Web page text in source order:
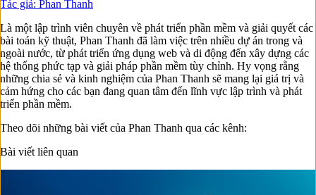
Tác giả: Phan Thanh
Là một lập trình viên chuyên về phát triển phần mềm và giải quyết các
bài toán kỹ thuật, Phan Thanh đã làm việc trên nhiều dự án trong và
ngoài nước, từ phát triển ứng dụng web và di động đến xây dựng các
hệ thống phức tạp và giải pháp phần mềm tùy chỉnh. Hy vọng rằng
những chia sẻ và kinh nghiệm của Phan Thanh sẽ mang lại giá trị và
cảm hứng cho các bạn đang quan tâm đến lĩnh vực lập trình và phát
triển phần mềm.
Theo dõi những bài viết của Phan Thanh qua các kênh:
Bài viết liên quan